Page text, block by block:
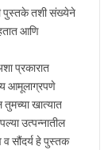
पुस्तके तशी संख्येने
आणि
प्रकारात
आमूलाग्रपणे
खात्यात
उत्पन्नातील
व सौंदर्य हे पुस्तक